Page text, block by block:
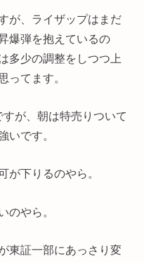
が、ライザップはまだ
爆弾を抱えているの
多少の調整をしつつ上
ってます。
が、朝は特売りついて
いです。
が下りるのやら。
のやら。
東証一部にあっさり変